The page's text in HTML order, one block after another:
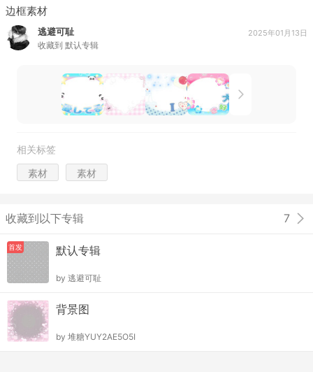
边框素材
逃避可耻
收藏到 默认专辑
2025年01月13日
相关标签
素材 素材
收藏到以下专辑 7
首发 默认专辑
by 逃避可耻
背景图
by 堆糖YUY2AE5O5I